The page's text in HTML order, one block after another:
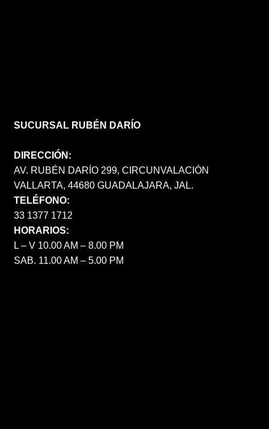
SUCURSAL RUBÉN DARÍO
DIRECCIÓN:
AV. RUBÉN DARÍO 299, CIRCUNVALACIÓN
VALLARTA, 44680 GUADALAJARA, JAL.
TELÉFONO:
33 1377 1712
HORARIOS:
L – V 10.00 AM – 8.00 PM
SAB. 11.00 AM – 5.00 PM